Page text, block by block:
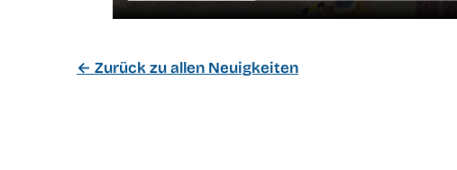
← Zurück zu allen Neuigkeiten